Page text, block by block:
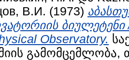
В.И. (1973)
ბიულეტენი
Observatory.
გამომცემლობა,